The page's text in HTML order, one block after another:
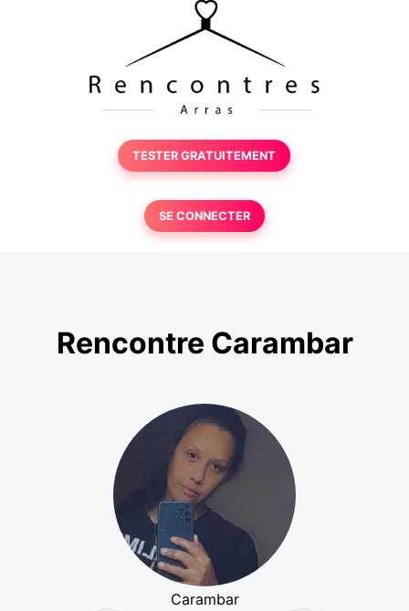
TESTER GRATUITEMENT
SE CONNECTER
Rencontre Carambar
Carambar